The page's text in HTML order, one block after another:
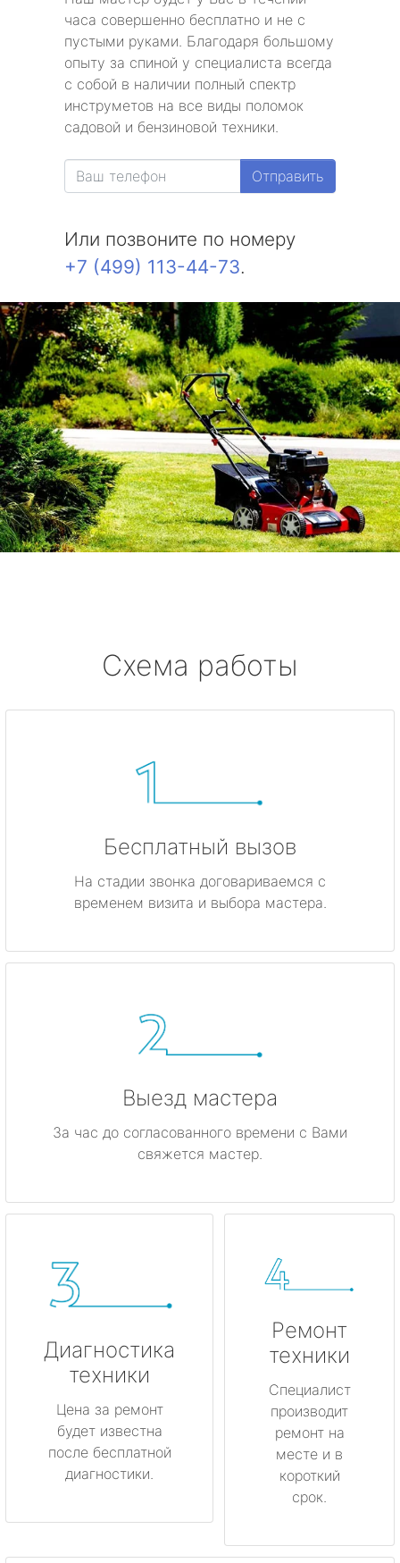
часа совершенно бесплатно и не с
пустыми руками. Благодаря большому
опыту за спиной у специалиста всегда
с собой в наличии полный спектр
инструметов на все виды поломок
садовой и бензиновой техники.
Отправить
Или позвоните по номеру
+7 (499) 113-44-73.
Схема работы
Бесплатный вызов
На стадии звонка договариваемся с
временем визита и выбора мастера.
Выезд мастера
За час до согласованного времени с Вами
свяжется мастер.
Диагностика
техники
Цена за ремонт
будет известна
после бесплатной
диагностики.
Ремонт
техники
Специалист
производит
ремонт на
месте и в
короткий
срок.